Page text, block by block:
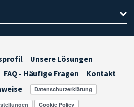
Unsere Lösungen
FAQ - Häufige Fragen
Kontakt